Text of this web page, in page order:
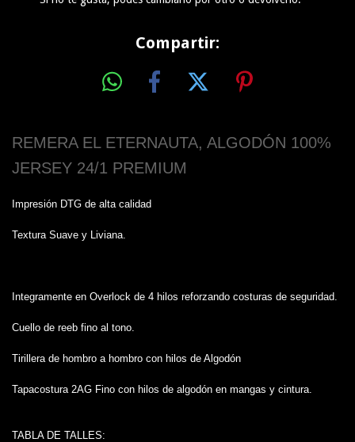
Compartir:
REMERA EL ETERNAUTA, ALGODÓN 100%
JERSEY 24/1 PREMIUM
Impresión DTG de alta calidad
Textura Suave y Liviana.
Integramente en Overlock de 4 hilos reforzando costuras de seguridad.
Cuello de reeb fino al tono.
Tirillera de hombro a hombro con hilos de Algodón
Tapacostura 2AG Fino con hilos de algodón en mangas y cintura.
TABLA DE TALLES: